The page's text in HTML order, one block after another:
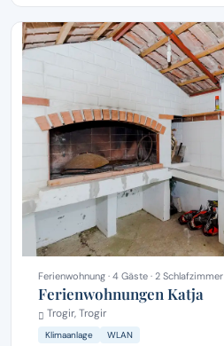
Ferienwohnung · 4 Gäste · 2 Schlafzimmer
Ferienwohnungen Katja
Trogir, Trogir
Klimaanlage WLAN